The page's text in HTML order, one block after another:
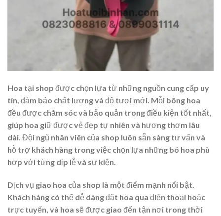
Hoa tại shop được chọn lựa từ những nguồn cung cấp uy
tín, đảm bảo chất lượng và độ tươi mới. Mỗi bông hoa
đều được chăm sóc và bảo quản trong điều kiện tốt nhất,
giúp hoa giữ được vẻ đẹp tự nhiên và hương thơm lâu
dài. Đội ngũ nhân viên của shop luôn sẵn sàng tư vấn và
hỗ trợ khách hàng trong việc chọn lựa những bó hoa phù
hợp với từng dịp lễ và sự kiện.
Dịch vụ giao hoa của shop là một điểm mạnh nổi bật.
Khách hàng có thể dễ dàng đặt hoa qua điện thoại hoặc
trực tuyến, và hoa sẽ được giao đến tận nơi trong thời